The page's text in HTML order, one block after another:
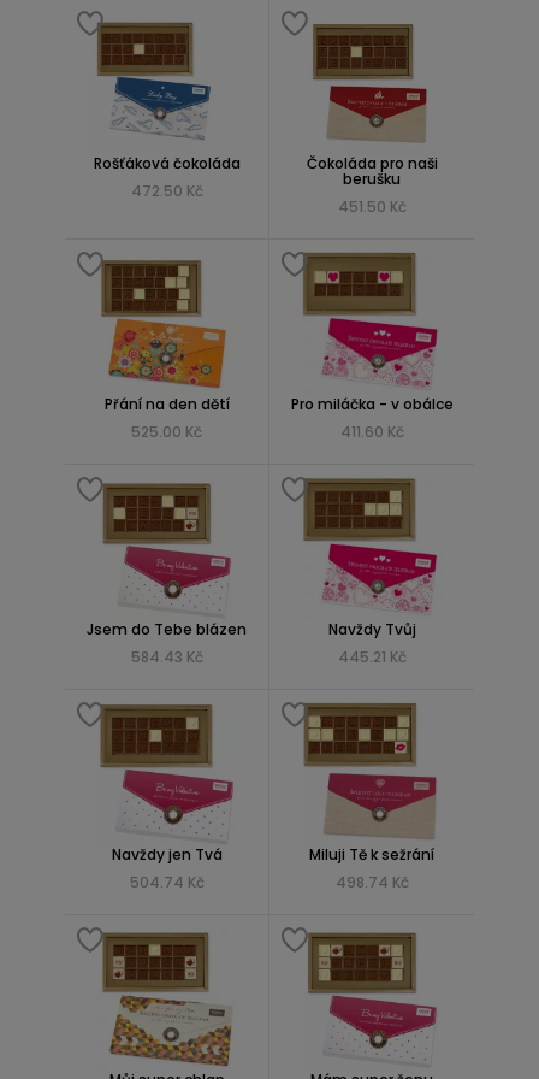
Rošťáková čokoláda
472.50 Kč
Čokoláda pro naši
berušku
451.50 Kč
Přání na den dětí
525.00 Kč
Pro miláčka - v obálce
411.60 Kč
Jsem do Tebe blázen
584.43 Kč
Navždy Tvůj
445.21 Kč
Navždy jen Tvá
504.74 Kč
Miluji Tě k sežrání
498.74 Kč